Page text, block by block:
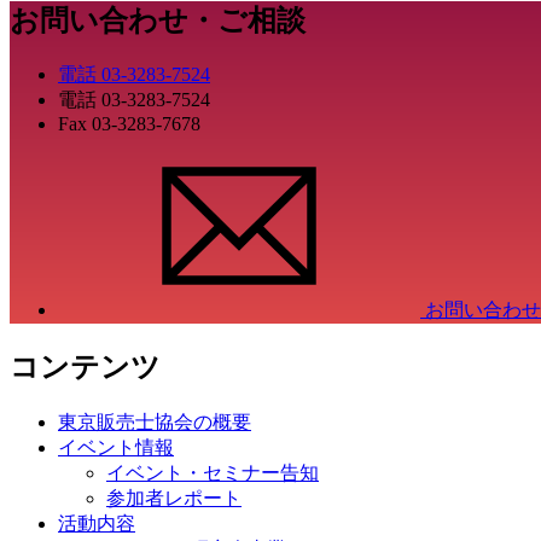
お問い合わせ・ご相談
電話 03-3283-7524
電話 03-3283-7524
Fax 03-3283-7678
お問い合わ
コンテンツ
東京販売士協会の概要
イベント情報
イベント・セミナー告知
参加者レポート
活動内容